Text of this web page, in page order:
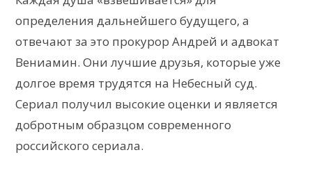
определения дальнейшего будущего, а
отвечают за это прокурор Андрей и адвокат
Вениамин. Они лучшие друзья, которые уже
долгое время трудятся на Небесный суд.
Сериал получил высокие оценки и является
добротным образцом современного
российского сериала.